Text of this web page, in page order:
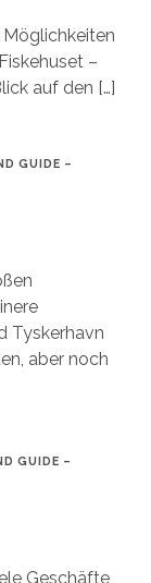
Möglichkeiten
–
auf den […]
GUIDE –
Tyskerhavn
aber noch
GUIDE –
Geschäfte